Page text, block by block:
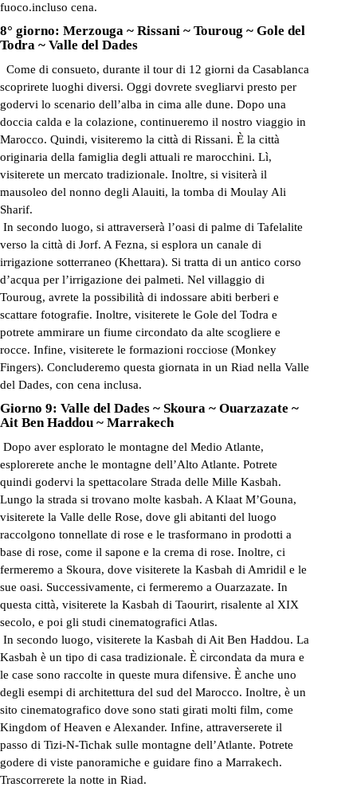
fuoco.incluso cena.
8° giorno: Merzouga ~ Rissani ~ Touroug ~ Gole del
Todra ~ Valle del Dades
Come di consueto, durante il tour di 12 giorni da Casablanca
scoprirete luoghi diversi. Oggi dovrete svegliarvi presto per
godervi lo scenario dell’alba in cima alle dune. Dopo una
doccia calda e la colazione, continueremo il nostro viaggio in
Marocco. Quindi, visiteremo la città di Rissani. È la città
originaria della famiglia degli attuali re marocchini. Lì,
visiterete un mercato tradizionale. Inoltre, si visiterà il
mausoleo del nonno degli Alauiti, la tomba di Moulay Ali
Sharif.
In secondo luogo, si attraverserà l’oasi di palme di Tafelalite
verso la città di Jorf. A Fezna, si esplora un canale di
irrigazione sotterraneo (Khettara). Si tratta di un antico corso
d’acqua per l’irrigazione dei palmeti. Nel villaggio di
Touroug, avrete la possibilità di indossare abiti berberi e
scattare fotografie. Inoltre, visiterete le Gole del Todra e
potrete ammirare un fiume circondato da alte scogliere e
rocce. Infine, visiterete le formazioni rocciose (Monkey
Fingers). Concluderemo questa giornata in un Riad nella Valle
del Dades, con cena inclusa.
Giorno 9: Valle del Dades ~ Skoura ~ Ouarzazate ~
Ait Ben Haddou ~ Marrakech
Dopo aver esplorato le montagne del Medio Atlante,
esplorerete anche le montagne dell’Alto Atlante. Potrete
quindi godervi la spettacolare Strada delle Mille Kasbah.
Lungo la strada si trovano molte kasbah. A Klaat M’Gouna,
visiterete la Valle delle Rose, dove gli abitanti del luogo
raccolgono tonnellate di rose e le trasformano in prodotti a
base di rose, come il sapone e la crema di rose. Inoltre, ci
fermeremo a Skoura, dove visiterete la Kasbah di Amridil e le
sue oasi. Successivamente, ci fermeremo a Ouarzazate. In
questa città, visiterete la Kasbah di Taourirt, risalente al XIX
secolo, e poi gli studi cinematografici Atlas.
In secondo luogo, visiterete la Kasbah di Ait Ben Haddou. La
Kasbah è un tipo di casa tradizionale. È circondata da mura e
le case sono raccolte in queste mura difensive. È anche uno
degli esempi di architettura del sud del Marocco. Inoltre, è un
sito cinematografico dove sono stati girati molti film, come
Kingdom of Heaven e Alexander. Infine, attraverserete il
passo di Tizi-N-Tichak sulle montagne dell’Atlante. Potrete
godere di viste panoramiche e guidare fino a Marrakech.
Trascorrerete la notte in Riad.